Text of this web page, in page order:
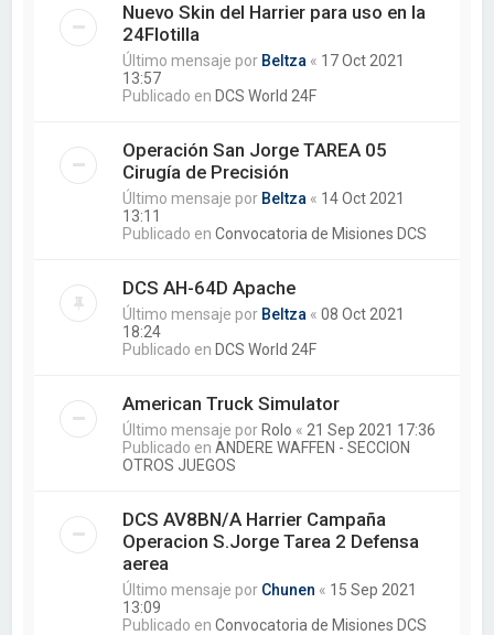
Nuevo Skin del Harrier para uso en la
24Flotilla
Último mensaje por Beltza « 17 Oct 2021
13:57
Publicado en DCS World 24F
Operación San Jorge TAREA 05
Cirugía de Precisión
Último mensaje por Beltza « 14 Oct 2021
13:11
Publicado enConvocatoria de Misiones DCS
DCS AH-64D Apache
Último mensaje por Beltza «08 Oct 2021
18:24
Publicado en DCS World 24F
American Truck Simulator
Último mensaje por Rolo « 21 Sep 2021 17:36
Publicado enANDERE WAFFEN - SECCION
OTROS JUEGOS
DCS AV8BN/A Harrier Campaña
Operacion S.Jorge Tarea 2 Defensa
aerea
Último mensaje por Chunen « 15 Sep 2021
13:09
Publicado enConvocatoria de Misiones DCS